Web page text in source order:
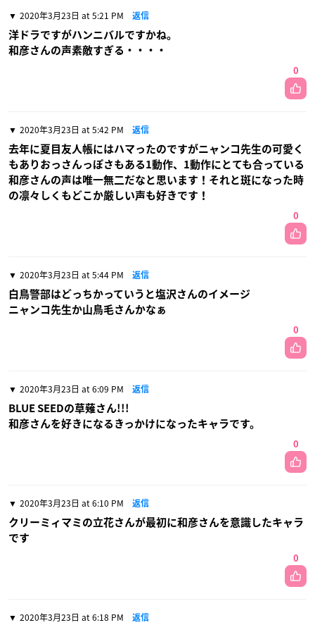
2020年3月23日 at 5:21 PM 返信
洋ドラですがハンニバルですかね。
和彦さんの声素敵すぎる・・・・
0
2020年3月23日 at 5:42 PM 返信
去年に夏目友人帳にはハマったのですがニャンコ先生の可愛く
もありおっさんっぽさもある1動作、1動作にとても合っている
和彦さんの声は唯一無二だなと思います！それと斑になった時
の凛々しくもどこか厳しい声も好きです！
0
2020年3月23日 at 5:44 PM 返信
白鳥警部はどっちかっていうと塩沢さんのイメージ
ニャンコ先生か山鳥毛さんかなぁ
0
2020年3月23日 at 6:09 PM 返信
BLUE SEEDの草薙さん!!!
和彦さんを好きになるきっかけになったキャラです。
0
2020年3月23日 at 6:10 PM 返信
クリーミィマミの立花さんが最初に和彦さんを意識したキャラ
です
0
2020年3月23日 at 6:18 PM 返信